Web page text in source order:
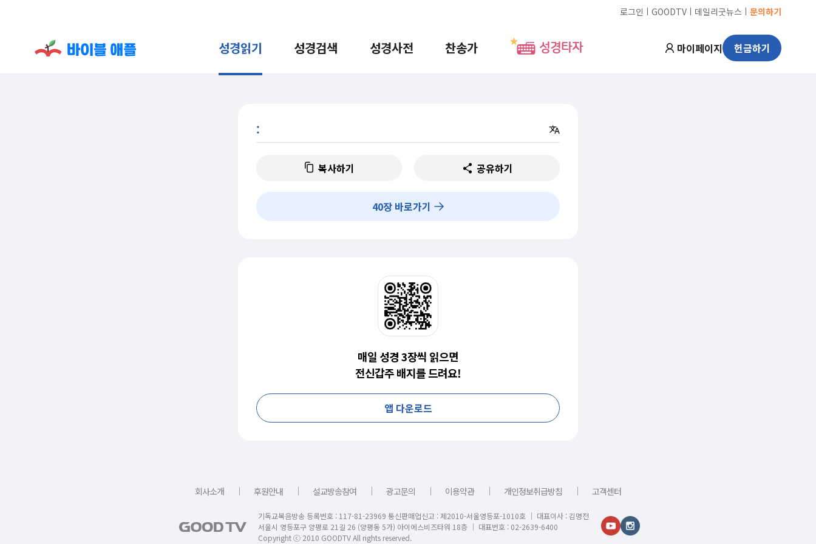
로그인 ㅣ GOODTV ㅣ 데일리굿뉴스 ㅣ 문의하기
성경읽기 성경검색 성경사전 찬송가 성경타자 마이페이지 헌금하기
:
복사하기 공유하기
40장 바로가기
매일 성경 3장씩 읽으면
전신갑주 배지를 드려요!
앱 다운로드
회사소개 ｜ 후원안내 ｜ 설교방송참여 ｜ 광고문의 ｜ 이용약관 ｜ 개인정보취급방침 ｜ 고객센터
기독교복음방송 등록번호 : 117-81-23969 통신판매업신고 : 제2010-서울영등포-1010호 │ 대표이사 : 김명전
서울시 영등포구 양평로 21길 26 (양평동 5가) 아이에스비즈타워 18층 │ 대표번호 : 02-2639-6400
Copyright ⓒ 2010 GOODTV All rights reserved.